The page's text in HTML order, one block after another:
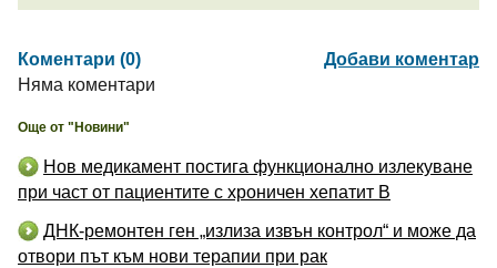
Коментари (0)
Добави коментар
Няма коментари
Още от "Новини"
Нов медикамент постига функционално излекуване
при част от пациентите с хроничен хепатит B
ДНК-ремонтен ген „излиза извън контрол“ и може да
отвори път към нови терапии при рак